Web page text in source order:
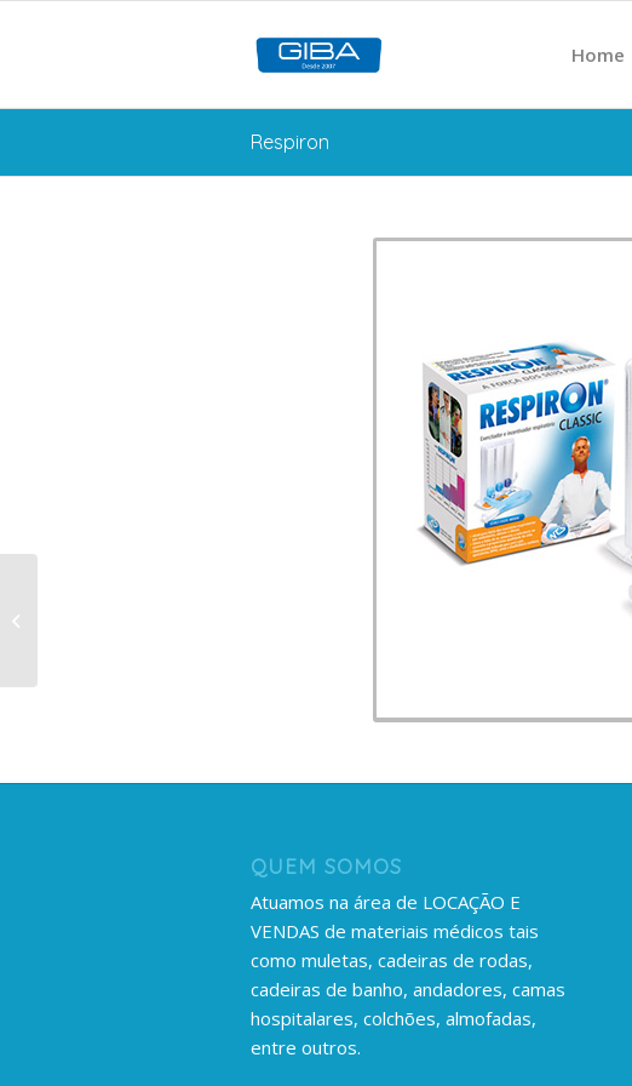
Home
Respiron
QUEM SOMOS
Atuamos na área de LOCAÇÃO E
VENDAS de materiais médicos tais
como muletas, cadeiras de rodas,
cadeiras de banho, andadores, camas
hospitalares, colchões, almofadas,
entre outros.